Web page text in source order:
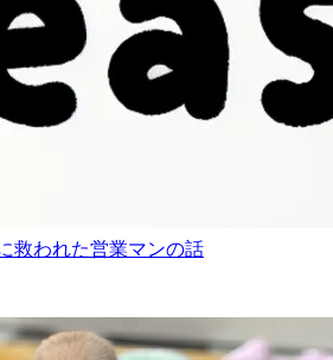
救われた営業マンの話